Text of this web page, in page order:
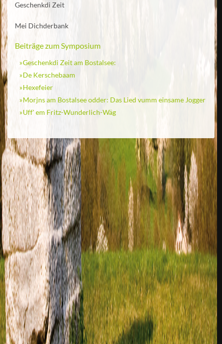
Geschenkdi Zeit
Mei Dichderbank
Beiträge zum Symposium
Geschenkdi Zeit am Bostalsee:
De Kerschebaam
Hexefeier
Morjns am Bostalsee odder: Das Lied vumm einsame Jogger
Uff' em Fritz-Wunderlich-Wäg